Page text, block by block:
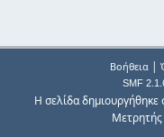
Βοήθεια|
SMF
Η σελίδα